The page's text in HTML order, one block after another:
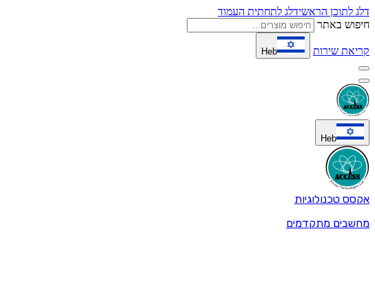
דלג לתוכן הראשידלג לתחתית העמוד
חיפוש באתר
קריאת שירות Heb
Heb
אקסס טכנולוגיות
מחשבים מתקדמים